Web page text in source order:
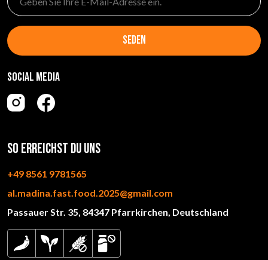
seden
Social media
So erreichst du uns
+49 8561 9781565
al.madina.fast.food.2025@gmail.com
Passauer Str. 35, 84347 Pfarrkirchen, Deutschland